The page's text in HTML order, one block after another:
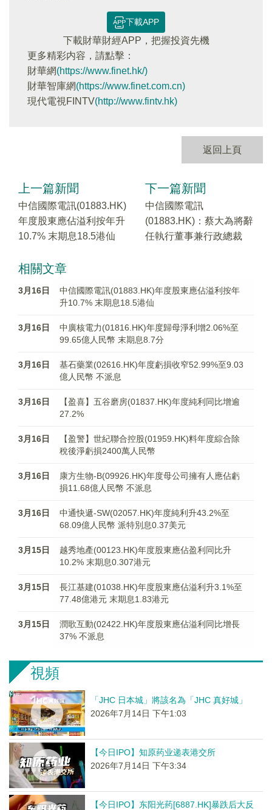
下載APP
下載財華財經APP，把握投資先機
更多精彩内容，請點擊：
財華網(https://www.finet.hk/)
財華智庫網(https://www.finet.com.cn)
現代電視FINTV(http://www.fintv.hk)
返回上頁
上一篇新聞
中信國際電訊(01883.HK)
年度股東應佔溢利按年升
10.7% 末期息18.5港仙
下一篇新聞
中信國際電訊
(01883.HK)：蔡大為將辭
任執行董事兼行政總裁
相關文章
3月16日
中信國際電訊(01883.HK)年度股東應佔溢利按年
升10.7% 末期息18.5港仙
3月16日
中廣核電力(01816.HK)年度歸母淨利增2.06%至
99.65億人民幣 末期息8.7分
3月16日
基石藥業(02616.HK)年度虧損收窄52.99%至9.03
億人民幣 不派息
3月16日
【盈喜】五谷磨房(01837.HK)年度純利同比增逾
27.2%
3月16日
【盈警】世紀聯合控股(01959.HK)料年度綜合除
稅後淨虧損2400萬人民幣
3月16日
康方生物-B(09926.HK)年度母公司擁有人應佔虧
損11.68億人民幣 不派息
3月16日
中通快遞-SW(02057.HK)年度純利升43.2%至
68.09億人民幣 派特別息0.37美元
3月15日
越秀地產(00123.HK)年度股東應佔盈利同比升
10.2% 末期息0.307港元
3月15日
長江基建(01038.HK)年度股東應佔溢利升3.1%至
77.48億港元 末期息1.83港元
3月15日
潤歌互動(02422.HK)年度股東應佔溢利同比增長
37% 不派息
視頻
「JHC 日本城」將該名為「JHC 真好城」
2026年7月14日 下午1:03
【今日IPO】知原药业递表港交所
2026年7月14日 下午3:34
【今日IPO】东阳光药[6887.HK]暴跌后大反